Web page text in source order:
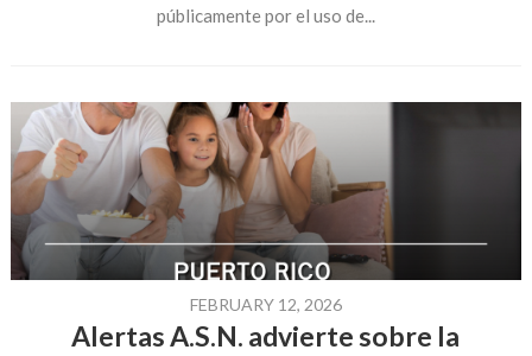
públicamente por el uso de...
FEBRUARY 12, 2026
Alertas A.S.N. advierte sobre la